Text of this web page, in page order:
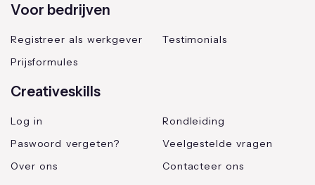
Voor bedrijven
Registreer als werkgever
Prijsformules
Testimonials
Creativeskills
Log in
Paswoord vergeten?
Over ons
Rondleiding
Veelgestelde vragen
Contacteer ons